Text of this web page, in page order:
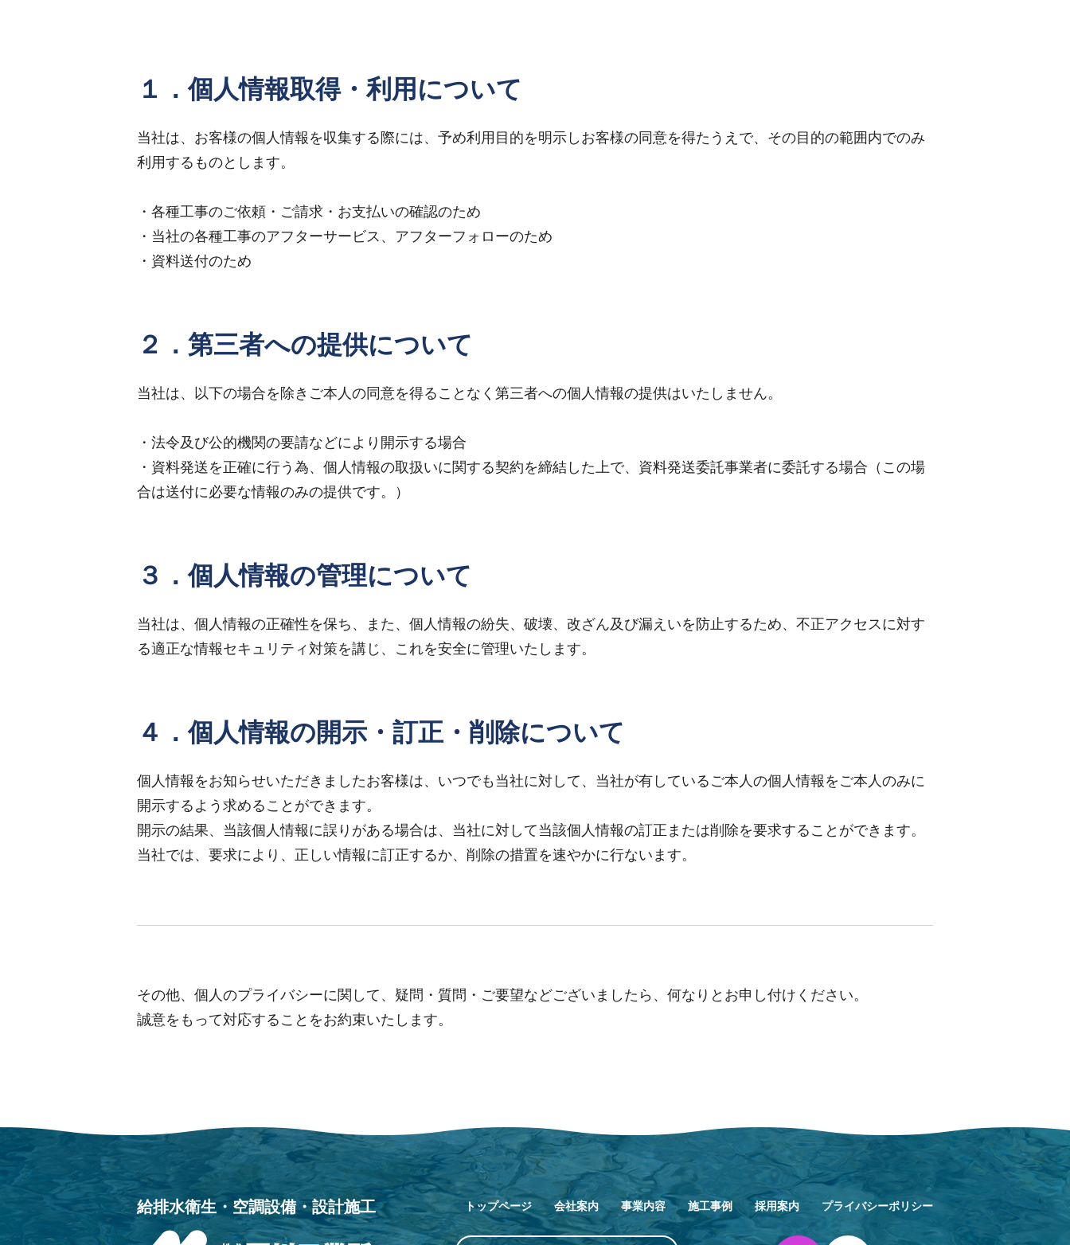
１．個人情報取得・利用について
当社は、お客様の個人情報を収集する際には、予め利用目的を明示しお客様の同意を得たうえで、その目的の範囲内でのみ
利用するものとします。
・各種工事のご依頼・ご請求・お支払いの確認のため
・当社の各種工事のアフターサービス、アフターフォローのため
・資料送付のため
２．第三者への提供について
当社は、以下の場合を除きご本人の同意を得ることなく第三者への個人情報の提供はいたしません。
・法令及び公的機関の要請などにより開示する場合
・資料発送を正確に行う為、個人情報の取扱いに関する契約を締結した上で、資料発送委託事業者に委託する場合（この場
合は送付に必要な情報のみの提供です。）
３．個人情報の管理について
当社は、個人情報の正確性を保ち、また、個人情報の紛失、破壊、改ざん及び漏えいを防止するため、不正アクセスに対す
る適正な情報セキュリティ対策を講じ、これを安全に管理いたします。
４．個人情報の開示・訂正・削除について
個人情報をお知らせいただきましたお客様は、いつでも当社に対して、当社が有しているご本人の個人情報をご本人のみに
開示するよう求めることができます。
開示の結果、当該個人情報に誤りがある場合は、当社に対して当該個人情報の訂正または削除を要求することができます。
当社では、要求により、正しい情報に訂正するか、削除の措置を速やかに行ないます。
その他、個人のプライバシーに関して、疑問・質問・ご要望などございましたら、何なりとお申し付けください。
誠意をもって対応することをお約束いたします。
給排水衛生・空調設備・設計施工 トップページ 会社案内 事業内容 施工事例 採用案内 プライバシーポリシー